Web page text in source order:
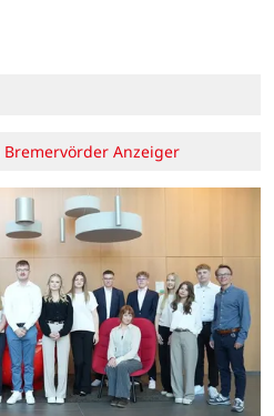
Bremervörder Anzeiger